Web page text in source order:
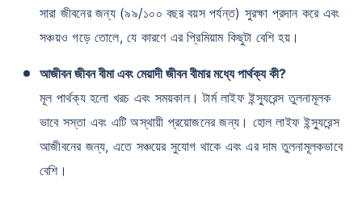
সারা জীবনের জন্য (৯৯/১০০ বছর বয়স পর্যন্ত) সুরক্ষা প্রদান করে এবং
সঞ্চয়ও গড়ে তোলে, যে কারণে এর প্রিমিয়াম কিছুটা বেশি হয়।
আজীবন জীবন বীমা এবং মেয়াদী জীবন বীমার মধ্যে পার্থক্য কী?
মূল পার্থক্য হলো খরচ এবং সময়কাল। টার্ম লাইফ ইন্স্যুরেন্স তুলনামূলক
ভাবে সস্তা এবং এটি অস্থায়ী প্রয়োজনের জন্য। হোল লাইফ ইন্স্যুরেন্স
আজীবনের জন্য, এতে সঞ্চয়ের সুযোগ থাকে এবং এর দাম তুলনামূলকভাবে
বেশি।